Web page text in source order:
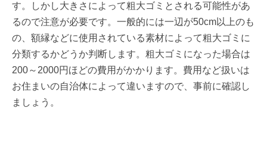
す。しかし大きさによって粗大ゴミとされる可能性があ
るので注意が必要です。一般的には一辺が50cm以上のも
の、額縁などに使用されている素材によって粗大ゴミに
分類するかどうか判断します。粗大ゴミになった場合は
200～2000円ほどの費用がかかります。費用など扱いは
お住まいの自治体によって違いますので、事前に確認し
ましょう。